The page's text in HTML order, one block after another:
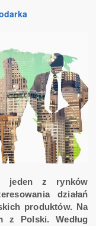
jeden z rynków
działań
produktów. Na
z Polski. Według